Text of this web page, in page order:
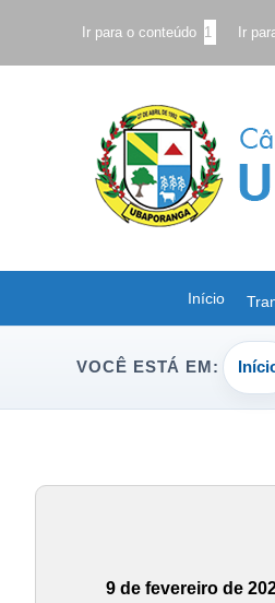
Ir para o conteúdo 1 Ir
Início
VOCÊ ESTÁ EM:
9 de fevereiro de